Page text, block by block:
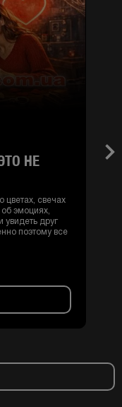
НЕ
цветах, свечах
эмоциях,
увидеть друг
поэтому все